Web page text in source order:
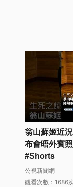
Review》，舊
地，經強風吹過
Trail），包括
已從郊區蔓延至
警方認定舊步道
Farinacci，依一
方指出，目擊者
上帶有防水火柴
巷野火的起火
編輯・剪輯／溫
翁山蘇姬近
布會晤外賓
#Shorts
公視新聞網
觀看次數：1686次